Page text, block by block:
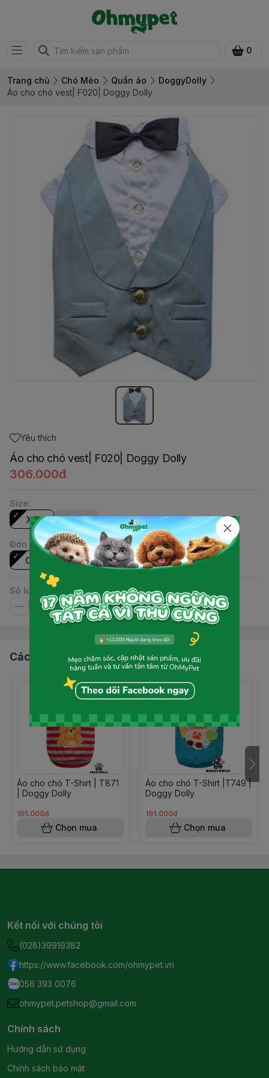
0
Trang chủ Chó Mèo Quần áo
DoggyDolly
Áo cho chó vest| F020| Doggy Dolly
Yêu thích
Áo cho chó vest| F020| Doggy Dolly
306.000đ
Size:
XS
XXS
Đơn vị:
Cái
Số lượng
Các sản phẩm, dịch vụ khác
Áo cho chó T-Shirt | T871
| Doggy Dolly
191.000đ
Chọn mua
Áo cho chó T-Shirt |T749 |
Doggy Dolly
191.000đ
Chọn mua
Kết nối với chúng tôi
(028)39919382
https://www.facebook.com/ohmypet.vn
056 393 0076
ohmypet.petshop@gmail.com
Chính sách
Hướng dẫn sử dụng
Chính sách bảo mật